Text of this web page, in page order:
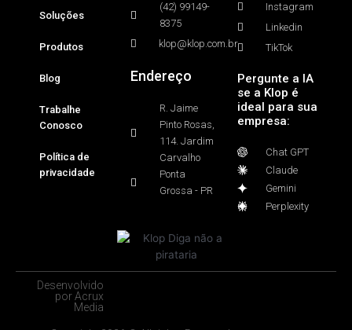
Soluções
Produtos
Blog
Trabalhe
Conosco
Política de
privacidade
(42) 99149-
8375
klop@klop.com.br
Endereço
R. Jaime
Pinto Rosas,
114. Jardim
Carvalho
Ponta
Grossa - PR
Instagram
Linkedin
TikTok
Pergunte a IA
se a Klop é
ideal para sua
empresa:
Chat GPT
Claude
Gemini
Perplexity
Desenvolvido
por Acrux
Media